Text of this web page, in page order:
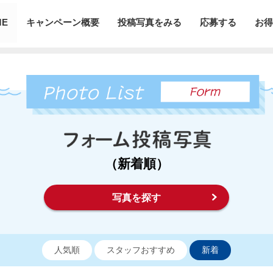
キャンペーン概要 投稿写真をみる 応募する お
（新着順）
写真を探す
人気順 スタッフおすすめ 新着